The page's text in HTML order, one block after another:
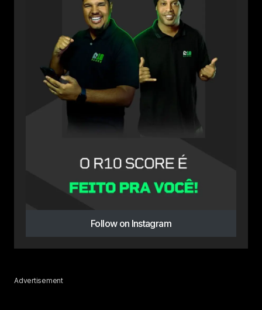
Follow on Instagram
Advertisement